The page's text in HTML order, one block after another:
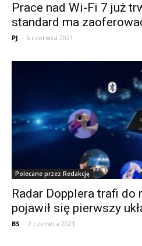
Prace nad Wi-Fi 7 już
standard ma
PJ - 6 czerwca 2021
Polecane przez Redakcję
Radar Dopplera trafi do
pojawił się pierwszy
BS - 2 czerwca 2021